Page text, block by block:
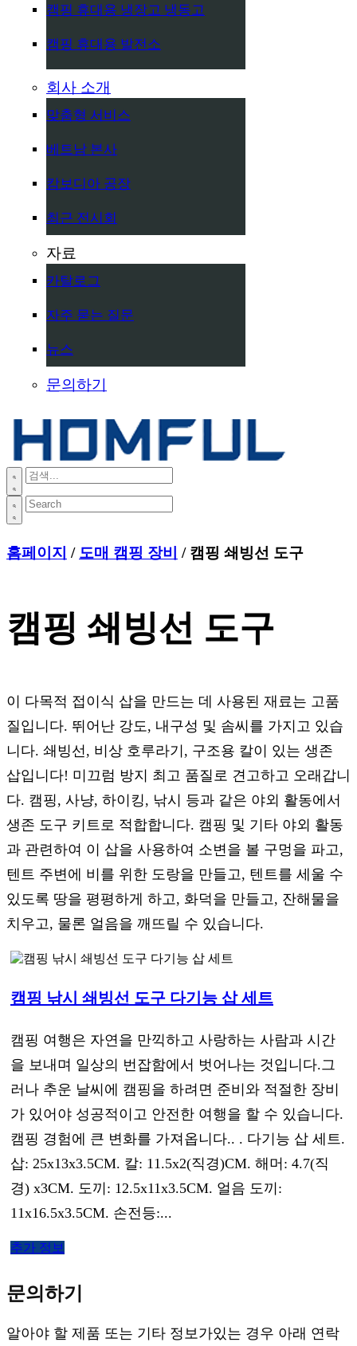
캠핑 휴대용 냉장고 냉동고
캠핑 휴대용 발전소
회사 소개
맞춤형 서비스
베트남 본사
캄보디아 공장
최근 전시회
자료
카탈로그
자주 묻는 질문
뉴스
문의하기
홈페이지 / 도매 캠핑 장비 / 캠핑 쇄빙선 도구
캠핑 쇄빙선 도구
이 다목적 접이식 삽을 만드는 데 사용된 재료는 고품
질입니다. 뛰어난 강도, 내구성 및 솜씨를 가지고 있습
니다. 쇄빙선, 비상 호루라기, 구조용 칼이 있는 생존
삽입니다! 미끄럼 방지 최고 품질로 견고하고 오래갑니
다. 캠핑, 사냥, 하이킹, 낚시 등과 같은 야외 활동에서
생존 도구 키트로 적합합니다. 캠핑 및 기타 야외 활동
과 관련하여 이 삽을 사용하여 소변을 볼 구멍을 파고,
텐트 주변에 비를 위한 도랑을 만들고, 텐트를 세울 수
있도록 땅을 평평하게 하고, 화덕을 만들고, 잔해물을
치우고, 물론 얼음을 깨뜨릴 수 있습니다.
캠핑 낚시 쇄빙선 도구 다기능 삽 세트
캠핑 여행은 자연을 만끽하고 사랑하는 사람과 시간
을 보내며 일상의 번잡함에서 벗어나는 것입니다.그
러나 추운 날씨에 캠핑을 하려면 준비와 적절한 장비
가 있어야 성공적이고 안전한 여행을 할 수 있습니다.
캠핑 경험에 큰 변화를 가져옵니다.. . 다기능 삽 세트.
삽: 25x13x3.5CM. 칼: 11.5x2(직경)CM. 해머: 4.7(직
경) x3CM. 도끼: 12.5x11x3.5CM. 얼음 도끼:
11x16.5x3.5CM. 손전등:...
추가 정보
문의하기
알아야 할 제품 또는 기타 정보가있는 경우 아래 연락